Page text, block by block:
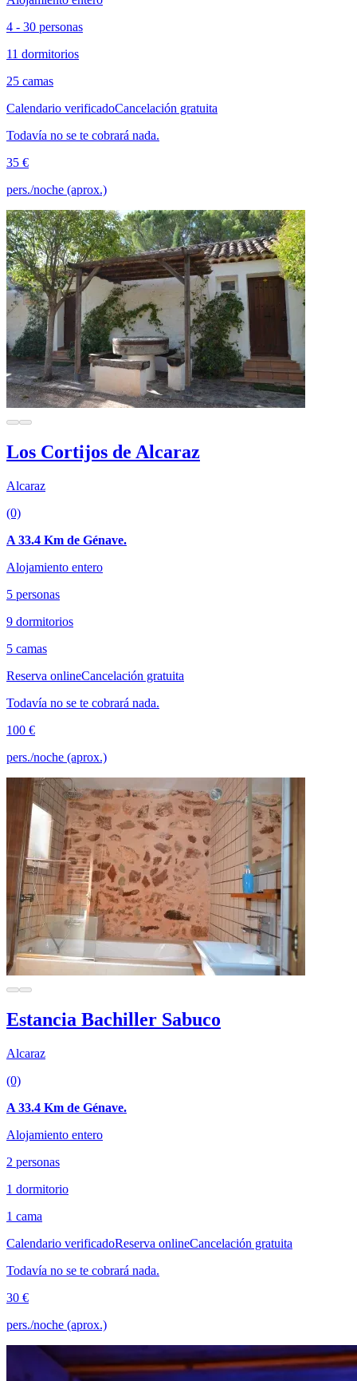
4 - 30 personas
11 dormitorios
25 camas
Calendario verificadoCancelación gratuita
Todavía no se te cobrará nada.
35 €
pers./noche (aprox.)
Los Cortijos de Alcaraz
Alcaraz
(0)
A 33.4 Km de Génave.
Alojamiento entero
5 personas
9 dormitorios
5 camas
Reserva onlineCancelación gratuita
Todavía no se te cobrará nada.
100 €
pers./noche (aprox.)
Estancia Bachiller Sabuco
Alcaraz
(0)
A 33.4 Km de Génave.
Alojamiento entero
2 personas
1 dormitorio
1 cama
Calendario verificadoReserva onlineCancelación gratuita
Todavía no se te cobrará nada.
30 €
pers./noche (aprox.)